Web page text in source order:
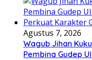
Agustus 7, 2026
Wagub Jihan
Pembina Gudep